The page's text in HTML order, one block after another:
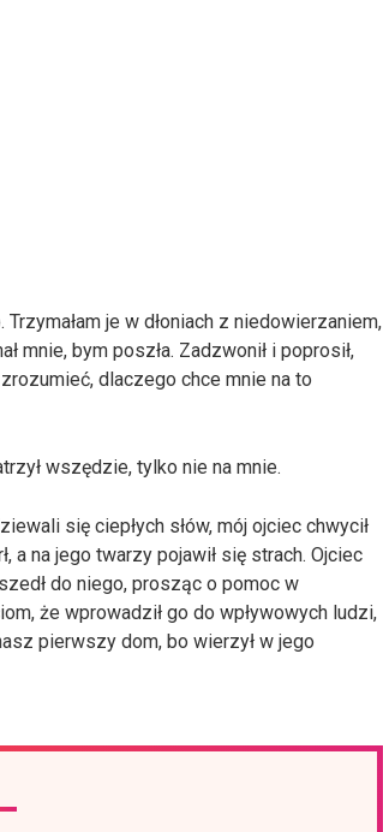
je w dłoniach z niedowierzaniem,
mnie, bym poszła. Zadzwonił i poprosił,
dlaczego chce mnie na to
wszędzie, tylko nie na mnie.
się ciepłych słów, mój ojciec chwycił
a na jego twarzy pojawił się strach. Ojciec
do niego, prosząc o pomoc w
że wprowadził go do wpływowych ludzi,
pierwszy dom, bo wierzył w jego